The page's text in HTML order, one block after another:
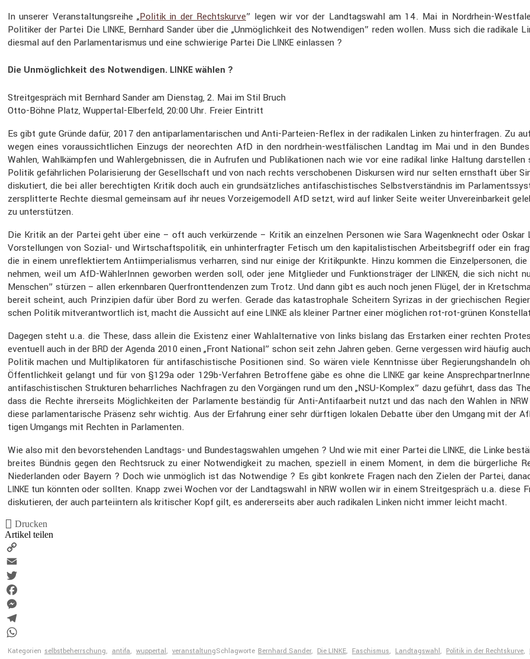
In unserer Veran­stal­tungs­reihe „Politik in der Rechts­kurve” legen wir vor der Landtags­wahl am 14. Mai in Nordrhein-
Politiker der Partei Die LINKE, Bernhard Sander über die „Unmög­lich­keit des Notwen­digen” reden wollen. Muss sich die radikale
diesmal auf den Parla­men­ta­rismus und eine schwie­rige Partei Die LINKE einlassen ?
Die Unmöglichkeit des Notwendigen. LINKE wählen ?
Streit­ge­spräch mit Bernhard Sander am Dienstag, 2. Mai im Stil Bruch
Otto-Böhne Platz, Wuppertal-Elber­feld, 20:00 Uhr. Freier Eintritt
Es gibt gute Gründe dafür, 2017 den antipar­la­men­ta­ri­schen und Anti-Parteien-Reflex in der radikalen Linken zu hinter­fragen. Zu
wegen eines voraus­sicht­li­chen Einzugs der neorechten AfD in den nordrhein-westfä­li­schen Landtag im Mai und in den
Wahlen, Wahlkämpfen und Wahler­geb­nissen, die in Aufrufen und Publi­ka­tionen nach wie vor eine radikal linke Haltung
Politik gefähr­li­chen Polari­sie­rung der Gesell­schaft und von nach rechts verscho­benen Diskursen wird nur selten ernst­haft über
disku­tiert, die bei aller berech­tigten Kritik doch auch ein grund­sätz­li­ches antifa­schis­ti­sches Selbst­ver­ständnis im
zersplit­terte Rechte diesmal gemeinsam auf ihr neues Vorzei­ge­mo­dell AfD setzt, wird auf linker Seite weiter Unver­ein­bar­keit
zu unter­stützen.
Die Kritik an der Partei geht über eine – oft auch verkür­zende – Kritik an einzelnen Personen wie Sara Wagen­knecht oder
Vorstel­lungen von Sozial- und Wirtschafts­po­litik, ein unhin­ter­fragter Fetisch um den kapita­lis­ti­schen Arbeits­be­griff oder ein
die in einem unreflek­tiertem Antiim­pe­ria­lismus verharren, sind nur einige der Kritik­punkte. Hinzu kommen die Einzel­per­sonen,
nehmen, weil um AfD-Wähle­rInnen geworben werden soll, oder jene Mitglieder und Funkti­ons­träger derLINKEN, die sich nicht
Menschen” stürzen – allen erkenn­baren Querfront­ten­denzen zum Trotz. Und dann gibt es auch noch jenen Flügel, der in
bereit scheint, auch Prinzi­pien dafür über Bord zu werfen. Gerade das katastro­phale Schei­tern Syrizas in der griechi­schen
schen Politik mitver­ant­wort­lich ist, macht die Aussicht auf eine LINKE als kleiner Partner einer mögli­chen rot-rot-grünen
Dagegen steht u.a. die These, dass allein die Existenz einer Wahlal­ter­na­tive von links bislang das Erstarken einer rechten
eventuell auch in derBRD der Agenda 2010 einen „Front National” schon seit zehn Jahren geben. Gerne vergessen wird häufig
Politik machen und Multi­pli­ka­toren für antifa­schis­ti­sche Positionen sind. So wären viele Kennt­nisse über Regie­rungs­han­deln
Öffent­lich­keit gelangt und für von §129a oder 129b-Verfahren Betrof­fene gäbe es ohne die LINKE gar keine
antifa­schis­ti­schen Struk­turen beharr­li­ches Nachfragen zu den Vorgängen rund um den „NSU-Komplex” dazu geführt, dass das
dass die Rechte ihrer­seits Möglich­keiten der Parla­mente beständig für Anti-Antifaar­beit nutzt und das nach den Wahlen in NRW
diese parla­men­ta­ri­sche Präsenz sehr wichtig. Aus der Erfah­rung einer sehr dürftigen lokalen Debatte über den Umgang mit der
tigen Umgangs mit Rechten in Parla­menten.
Wie also mit den bevor­ste­henden Landtags- und Bundes­tags­wahlen umgehen ? Und wie mit einer Partei dieLINKE, die Linke
breites Bündnis gegen den Rechts­ruck zu einer Notwen­dig­keit zu machen, speziell in einem Moment, in dem die bürger­liche
Nieder­landen oder Bayern ? Doch wie unmög­lich ist das Notwen­dige ? Es gibt konkrete Fragen nach den Zielen der Partei,
LINKE tun könnten oder sollten. Knapp zwei Wochen vor der Landtags­wahl inNRW wollen wir in einem Streit­ge­spräch u.a. diese
disku­tieren, der auch partei­in­tern als kriti­scher Kopf gilt, es anderer­seits aber auch radikalen Linken nicht immer leicht macht.
Drucken
Artikel teilen
Copy
Link
Email
Twitter
Facebook
Messenger
Telegram
WhatsApp
Kategorien selbstbeherrschung, antifa, wuppertal , veranstaltungSchlagworte Bernhard Sander, Die LINKE, Faschismus, Landtagswahl , Politik in der Rechtskurve,